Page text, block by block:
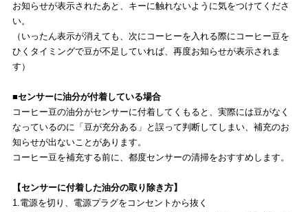
お知らせが表示されたあと、キーに触れないように気をつけてくださ
い。
（いったん表示が消えても、次にコーヒーを入れる際にコーヒー豆を
ひくタイミングで豆が不足していれば、再度お知らせが表示されま
す）
■センサーに油分が付着している場合
コーヒー豆の油分がセンサーに付着してくもると、実際には豆がなく
なっているのに「豆が充分ある」と誤って判断してしまい、補充のお
知らせが出ないことがあります。
コーヒー豆を補充する前に、都度センサーの清掃をおすすめします。
【センサーに付着した油分の取り除き方】
1.電源を切り、電源プラグをコンセントから抜く